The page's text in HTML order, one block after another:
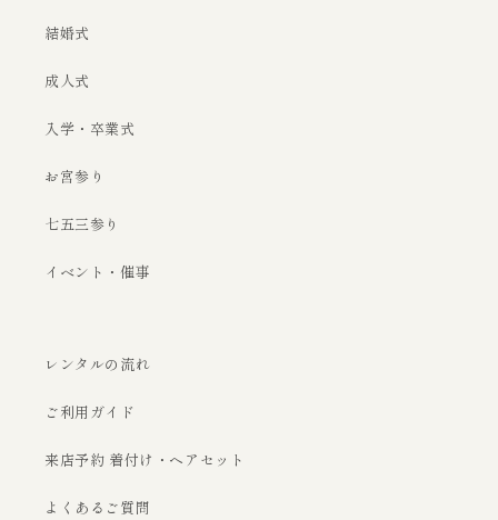
結婚式
成人式
入学・卒業式
お宮参り
七五三参り
イベント・催事
レンタルの流れ
ご利用ガイド
来店予約 着付け・ヘアセット
よくあるご質問